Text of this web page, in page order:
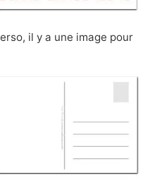
il y a une image pour